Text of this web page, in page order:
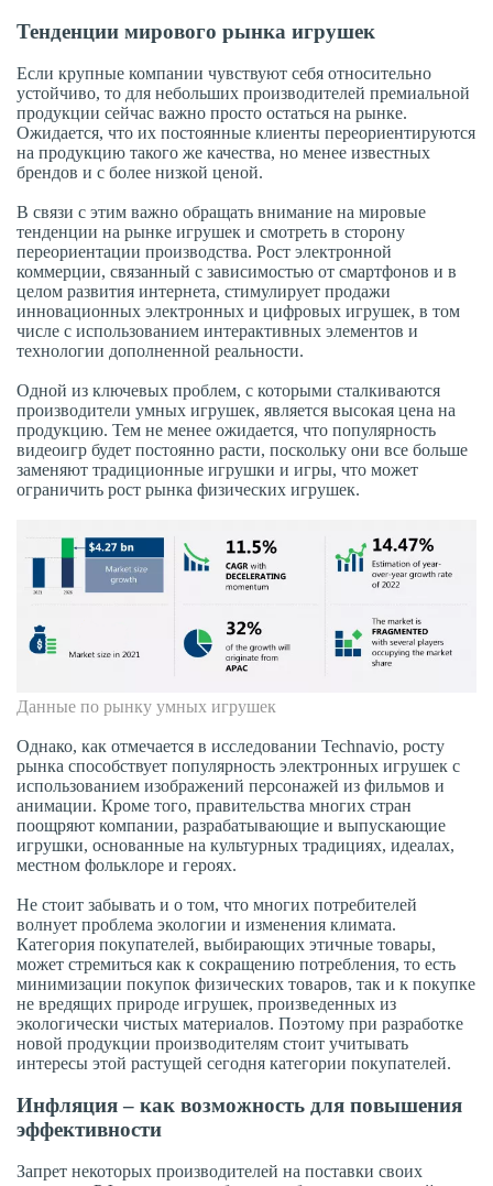
Тенденции мирового рынка игрушек
Если крупные компании чувствуют себя относительно
устойчиво, то для небольших производителей премиальной
продукции сейчас важно просто остаться на рынке.
Ожидается, что их постоянные клиенты переориентируются
на продукцию такого же качества, но менее известных
брендов и с более низкой ценой.
В связи с этим важно обращать внимание на мировые
тенденции на рынке игрушек и смотреть в сторону
переориентации производства. Рост электронной
коммерции, связанный с зависимостью от смартфонов и в
целом развития интернета, стимулирует продажи
инновационных электронных и цифровых игрушек, в том
числе с использованием интерактивных элементов и
технологии дополненной реальности.
Одной из ключевых проблем, с которыми сталкиваются
производители умных игрушек, является высокая цена на
продукцию. Тем не менее ожидается, что популярность
видеоигр будет постоянно расти, поскольку они все больше
заменяют традиционные игрушки и игры, что может
ограничить рост рынка физических игрушек.
Данные по рынку умных игрушек
Однако, как отмечается в исследовании Technavio, росту
рынка способствует популярность электронных игрушек с
использованием изображений персонажей из фильмов и
анимации. Кроме того, правительства многих стран
поощряют компании, разрабатывающие и выпускающие
игрушки, основанные на культурных традициях, идеалах,
местном фольклоре и героях.
Не стоит забывать и о том, что многих потребителей
волнует проблема экологии и изменения климата.
Категория покупателей, выбирающих этичные товары,
может стремиться как к сокращению потребления, то есть
минимизации покупок физических товаров, так и к покупке
не вредящих природе игрушек, произведенных из
экологически чистых материалов. Поэтому при разработке
новой продукции производителям стоит учитывать
интересы этой растущей сегодня категории покупателей.
Инфляция – как возможность для повышения
эффективности
Запрет некоторых производителей на поставки своих